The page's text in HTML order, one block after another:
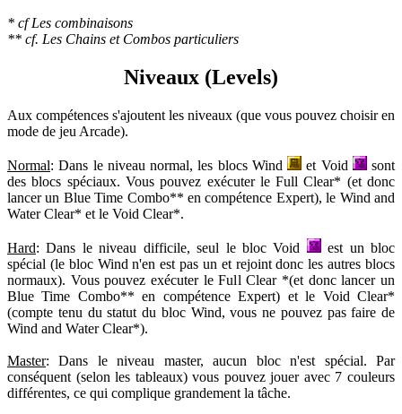
* cf Les combinaisons
** cf. Les Chains et Combos particuliers
Niveaux (Levels)
Aux compétences s'ajoutent les niveaux (que vous pouvez choisir en
mode de jeu Arcade).
Normal: Dans le niveau normal, les blocs Wind et Void
sont
des blocs spéciaux. Vous pouvez exécuter le Full Clear* (et donc
lancer un Blue Time Combo** en compétence Expert), le Wind and
Water Clear* et le Void Clear*.
Hard: Dans le niveau difficile, seul le bloc Void
est un bloc
spécial (le bloc Wind n'en est pas un et rejoint donc les autres blocs
normaux). Vous pouvez exécuter le Full Clear *(et donc lancer un
Blue Time Combo** en compétence Expert) et le Void Clear*
(compte tenu du statut du bloc Wind, vous ne pouvez pas faire de
Wind and Water Clear*).
Master: Dans le niveau master, aucun bloc n'est spécial. Par
conséquent (selon les tableaux) vous pouvez jouer avec 7 couleurs
différentes, ce qui complique grandement la tâche.